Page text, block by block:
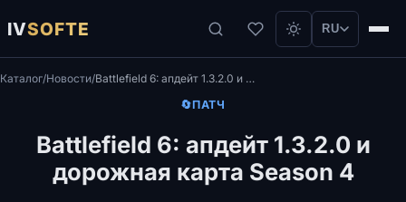
IVSOFTE RU
Каталог/Новости/
Battlefield 6: апдейт 1.3.2.0 и дорожная карта Season 4
🔄ПАТЧ
Battlefield 6: апдейт 1.3.2.0 и
дорожная карта Season 4